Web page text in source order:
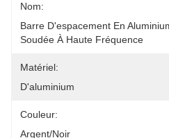
Nom:
Barre D'espacement En
Soudée À Haute Fréquence
Matériel:
D'aluminium
Couleur:
Argent/noir